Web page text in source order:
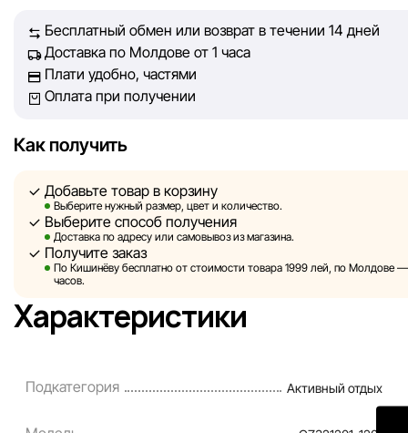
Однако, несмотря на постоянный контроль, Sportlandia
гарантировать абсолютную точность всех данных,
сайте, ввиду возможных технических ошибок или сбоев.
сторонних ресурсах, ссылки на которые могут быть
Sportlandia оставляет за собой право в одностороннем
без предварительного уведомления вносить изменения в
характеристики и потребительские свойства товаров.
Изображения, представленные на сайте, являются
Общая информация о товарах предоставляется в
целях.
Цены на товары, а также условия предоставления скидок,
подарков, рассрочки и кредитования могут быть
компанией Sportlandia в одностороннем порядке и без
Бесплатный обмен или возврат в течении 14 дней
Доставка по Молдове от 1 часа
Плати удобно, частями
Оплата при получении
Как получить
Добавьте товар в корзину
Выберите нужный размер, цвет и количество.
Выберите способ получения
Доставка по адресу или самовывоз из магазина.
Получите заказ
По Кишинёву бесплатно от стоимости товара 1999 лей, по Молдове —
часов.
Характеристики
Подкатегория Активный отдых